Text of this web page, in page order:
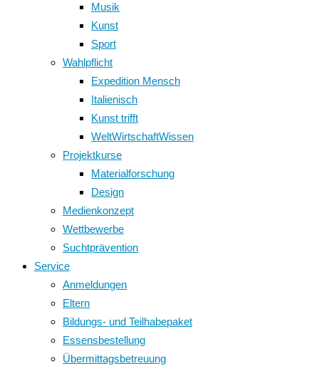
Musik
Kunst
Sport
Wahlpflicht
Expedition Mensch
Italienisch
Kunst trifft
WeltWirtschaftWissen
Projektkurse
Materialforschung
Design
Medienkonzept
Wettbewerbe
Suchtprävention
Service
Anmeldungen
Eltern
Bildungs- und Teilhabepaket
Essensbestellung
Übermittagsbetreuung